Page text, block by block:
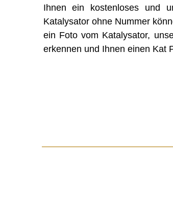
Ihnen ein kostenloses und
Katalysator ohne Nummer
ein Foto vom Katalysator,
erkennen und Ihnen einen Kat